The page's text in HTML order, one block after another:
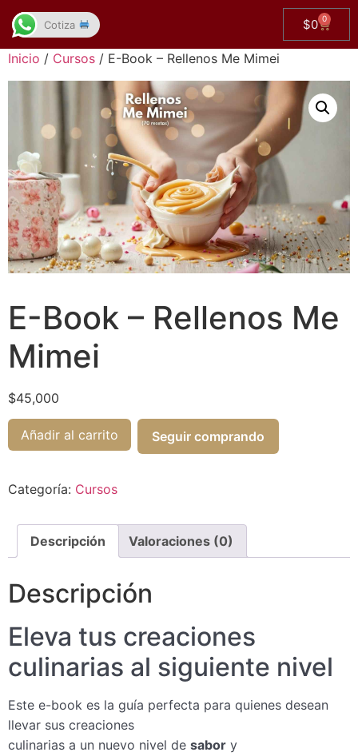
$0 0
Inicio / Cursos / E-Book – Rellenos Me Mimei
E-Book – Rellenos Me
Mimei
$45,000
Añadir al carrito Seguir comprando
Categoría: Cursos
Descripción Valoraciones (0)
Descripción
Eleva tus creaciones
culinarias al siguiente nivel
Este e-book es la guía perfecta para quienes desean
llevar sus creaciones
culinarias a un nuevo nivel de sabor y
Cotiza